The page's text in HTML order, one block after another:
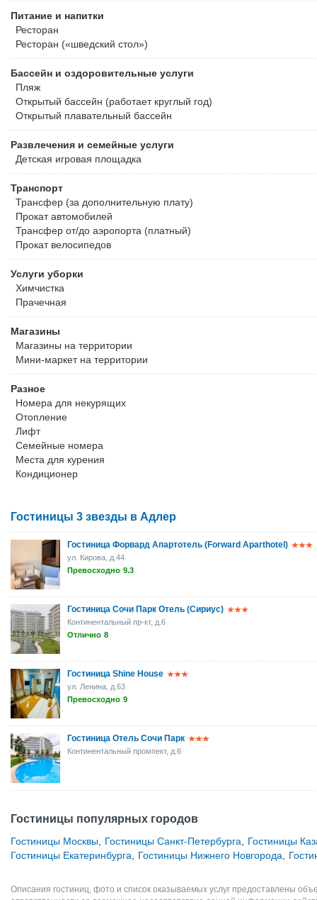
регистрации заезда. Правила размещения с животными.
Питание и напитки
Ресторан
Ресторан («шведский стол»)
Бассейн и оздоровительные услуги
Пляж
Открытый бассейн (работает круглый год)
Открытый плавательный бассейн
Развлечения и семейные услуги
Детская игровая площадка
Транспорт
Трансфер (за дополнительную плату)
Прокат автомобилей
Трансфер от/до аэропорта (платный)
Прокат велосипедов
Услуги уборки
Химчистка
Прачечная
Магазины
Магазины на территории
Мини-маркет на территории
Разное
Номера для некурящих
Отопление
Лифт
Семейные номера
Места для курения
Кондиционер
Гостиницы 3 звезды в Адлер
Гостиница Форвард Апартотель (Forward Aparthotel)
ул. Кирова, д.44
Превосходно 9.3
Гостиница Сочи Парк Отель (Сириус)
Континентальный пр-кт, д.6
Отлично 8
Гостиница Shine House
ул. Ленина, д.63
Превосходно 9
Гостиница Отель Сочи Парк
Континентальный промпект, д.6
Гостиницы популярных городов
Гостиницы Москвы Гостиницы Санкт-Петербурга
Гостиницы
Гостиницы Екатеринбурга
Гостиницы Нижнего Новгорода
Описания гостиниц, фото и список оказываемых услуг предоставлены